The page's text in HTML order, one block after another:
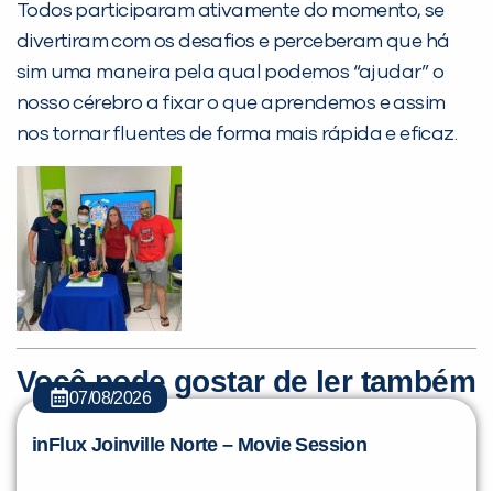
Todos participaram ativamente do momento, se
divertiram com os desafios e perceberam que há
sim uma maneira pela qual podemos “ajudar” o
nosso cérebro a fixar o que aprendemos e assim
nos tornar fluentes de forma mais rápida e eficaz.
Você pode gostar de ler também
07/08/2026
inFlux Joinville Norte – Movie Session
já vamos te colocar em contato
com a
Você é aluno inFlux?
Sim